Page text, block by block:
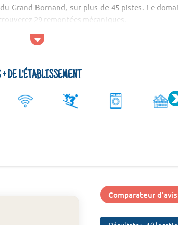
Grand Bornand, sur plus de 45 pistes. Le
29 remontées mécaniques.
+ DE L'ÉTABLISSEMENT
Comparateur d'avis